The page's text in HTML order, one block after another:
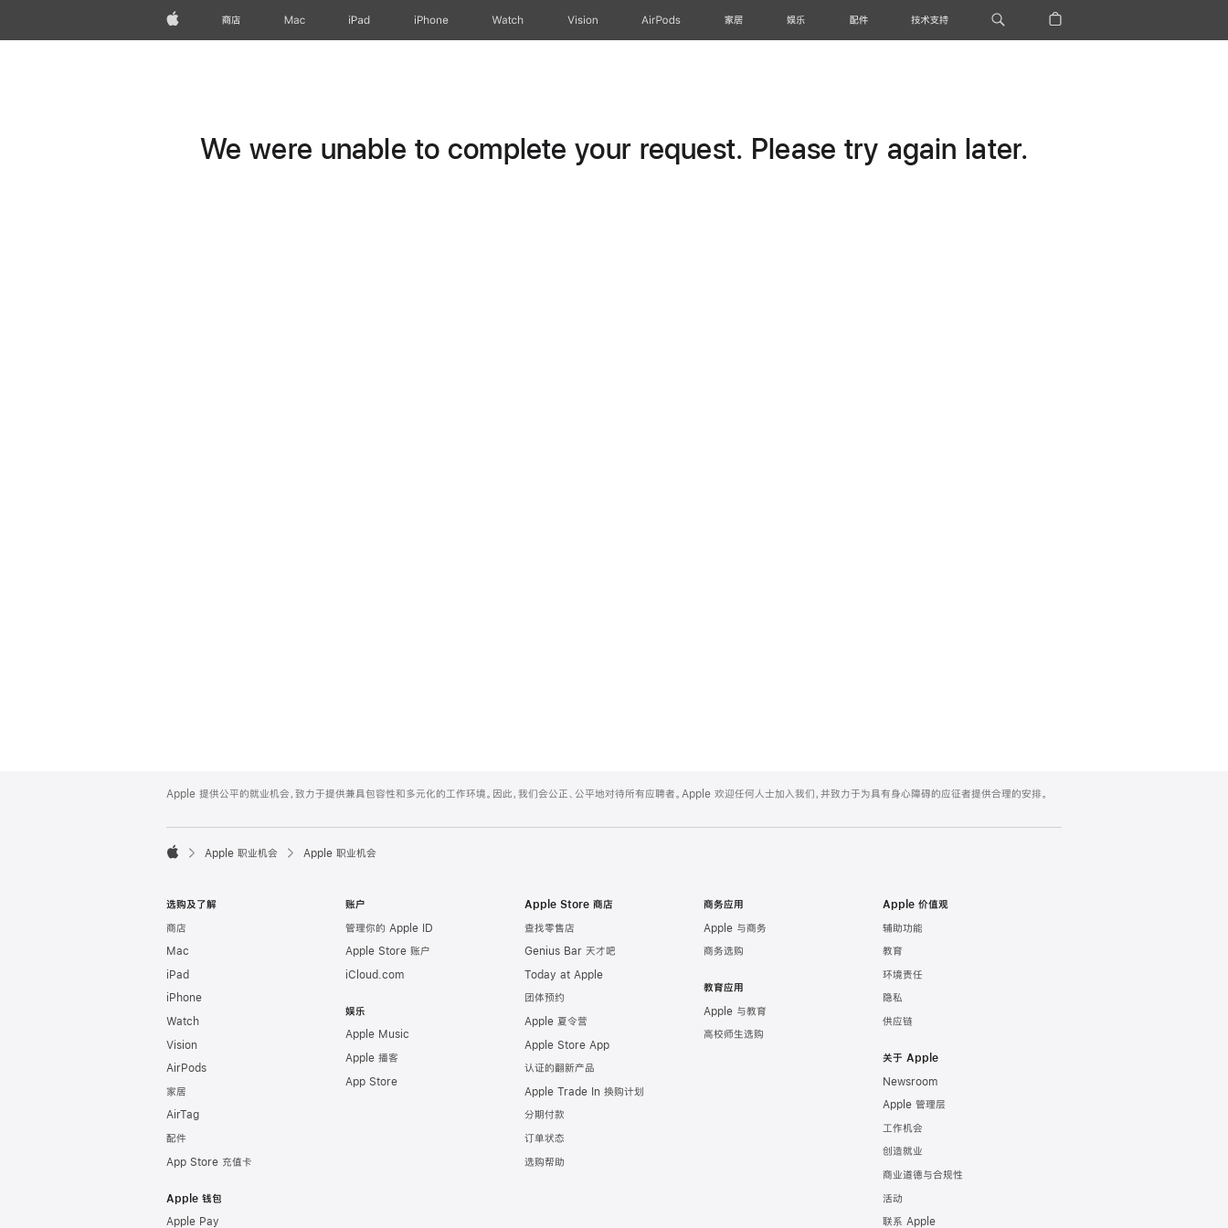
Apple 商店 Mac iPad iPhone Watch Vision AirPods 家居 娱乐 配件 技术支持
We were unable to complete your request. Please try again later.
Footer
Apple 提供公平的就业机会，致力于提供兼具包容性和多元化的工作环境。因此，我们会公正、公平地对待所有应聘者。Apple 欢迎任何人士加入我们，并致力于为具有身心障碍的应征者提供合理的安排。

Apple 职业机会 Apple 职业机会
选购及了解
商店
Mac
iPad
iPhone
Watch
Vision
AirPods
家居
AirTag
配件
App Store 充值卡
Apple 钱包
Apple Pay
账户
管理你的 Apple ID
Apple Store 账户
iCloud.com
娱乐
Apple Music
Apple 播客
App Store
Apple Store 商店
查找零售店
Genius Bar 天才吧
Today at Apple
团体预约
Apple 夏令营
Apple Store App
认证的翻新产品
Apple Trade In 换购计划
分期付款
订单状态
选购帮助
商务应用
Apple 与商务
商务选购
教育应用
Apple 与教育
高校师生选购
Apple 价值观
辅助功能
教育
环境责任
隐私
供应链
关于 Apple
Newsroom
Apple 管理层
工作机会
创造就业
商业道德与合规性
活动
联系 Apple